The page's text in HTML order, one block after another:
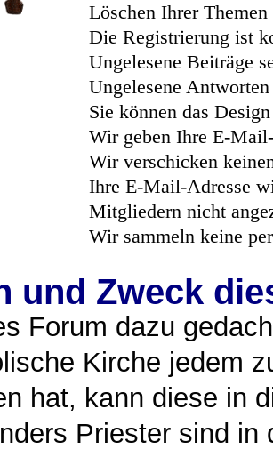
Löschen Ihrer
Die Registrierung ist
Ungelesene Beiträge
Ungelesene
Sie können das
Wir geben Ihre E-
Wir verschicken
Ihre E-Mail-Adresse
Mitgliedern nicht
Wir sammeln keine
und Zweck
Forum dazu
Kirche jedem
hat, kann diese in
Priester sind in